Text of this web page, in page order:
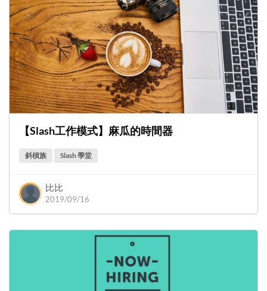
【Slash工作模式】麻瓜的時間器
斜槓族 Slash 學堂
比比
2019/09/16